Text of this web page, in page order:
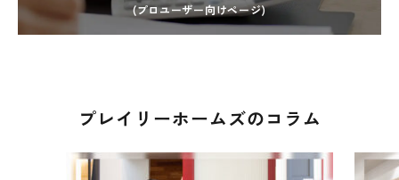
(プロユーザー向けページ)
プレイリーホームズのコラム